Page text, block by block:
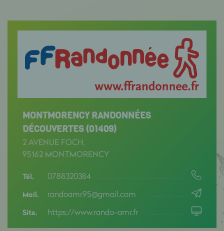
MONTMORENCY RANDONNÉES
DÉCOUVERTES (01409)
2 AVENUE FOCH,
95162 MONTMORENCY
Tél. 0788320384
Mail. randoamr95@gmail.com
Site. https://www.rando-amr.fr